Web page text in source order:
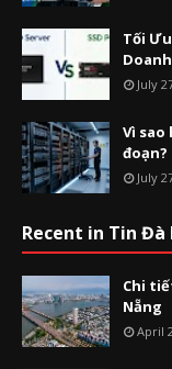
Tối
July
Vì
đoạn?
July
Recent in Tin Đà
Chi
Nẵng
April